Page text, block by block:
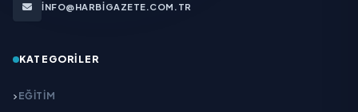
INFO@HARBIGAZETE.COM.TR
KATEGORILER
EĞITIM